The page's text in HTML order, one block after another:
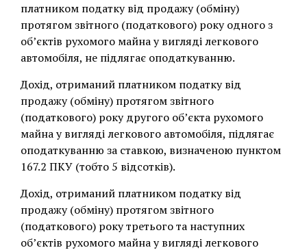
платником податку від продажу (обміну)
протягом звітного (податкового) року одного з
об’єктів рухомого майна у вигляді легкового
автомобіля, не підлягає оподаткуванню.
Дохід, отриманий платником податку від
продажу (обміну) протягом звітного
(податкового) року другого об’єкта рухомого
майна у вигляді легкового автомобіля, підлягає
оподаткуванню за ставкою, визначеною пунктом
167.2 ПКУ (тобто 5 відсотків).
Дохід, отриманий платником податку від
продажу (обміну) протягом звітного
(податкового) року третього та наступних
об’єктів рухомого майна у вигляді легкового